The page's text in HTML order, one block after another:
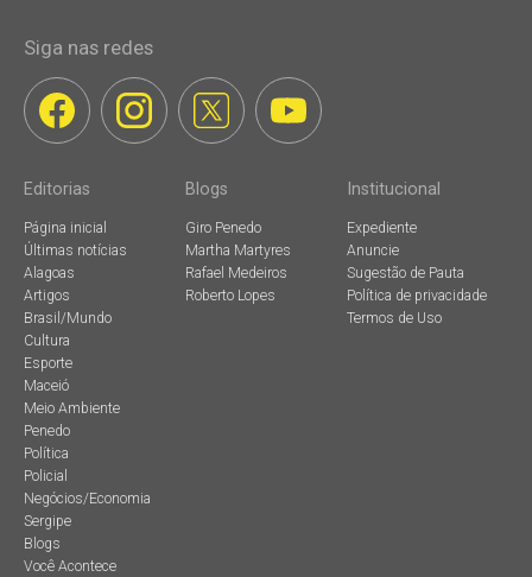
Siga nas redes
Editorias
Página inicial
Últimas notícias
Alagoas
Artigos
Brasil/Mundo
Cultura
Esporte
Maceió
Meio Ambiente
Penedo
Política
Policial
Negócios/Economia
Sergipe
Blogs
Você Acontece
Blogs
Giro Penedo
Martha Martyres
Rafael Medeiros
Roberto Lopes
Institucional
Expediente
Anuncie
Sugestão de Pauta
Política de privacidade
Termos de Uso